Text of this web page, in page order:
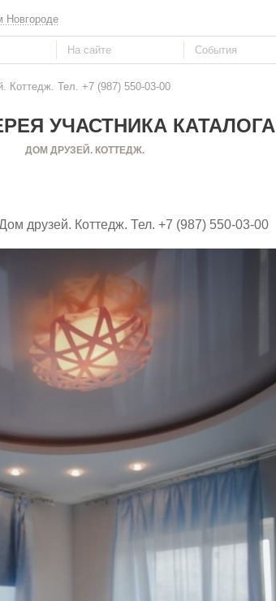
Новгороде
Коттедж. Тел. +7 (987) 550-03-00
УЧАСТНИКА КАТАЛОГА
ДОМ ДРУЗЕЙ. КОТТЕДЖ.
друзей. Коттедж. Тел. +7 (987) 550-03-00